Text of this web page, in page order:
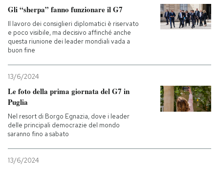
Gli “sherpa” fanno funzionare il G7
Il lavoro dei consiglieri diplomatici è riservato
e poco visibile, ma decisivo affinché anche
questa riunione dei leader mondiali vada a
buon fine
13/6/2024
Le foto della prima giornata del G7 in
Puglia
Nel resort di Borgo Egnazia, dove i leader
delle principali democrazie del mondo
saranno fino a sabato
13/6/2024